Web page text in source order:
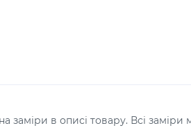
заміри в описі товару. Всі